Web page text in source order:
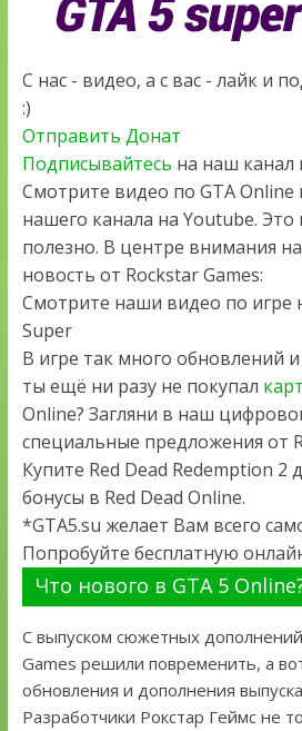
С нас - видео, а с вас - лайк и
:)
Отправить Донат
Подписывайтесь на наш канал
Смотрите видео по GTA Online
нашего канала на Youtube.
полезно. В центре внимания
новость от Rockstar Games:
Смотрите наши видео по игре
Super
В игре так много обновлений
ты ещё ни разу не покупал
Online? Загляни в наш
специальные предложения от
Купите Red Dead Redemption 2
бонусы в Red Dead Online.
*GTA5.su желает Вам всего
Попробуйте бесплатную
Что нового в GTA 5
С выпуском сюжетных
Games решили повременить, а
обновления и дополнения
Разработчики Рокстар Геймс не